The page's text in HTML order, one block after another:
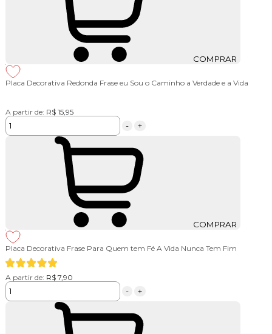
COMPRAR
Placa Decorativa Redonda Frase eu Sou o Caminho a Verdade e a Vida
A partir de: R$ 15,95
- +
COMPRAR
Placa Decorativa Frase Para Quem tem Fé A Vida Nunca Tem Fim
A partir de: R$ 7,90
- +